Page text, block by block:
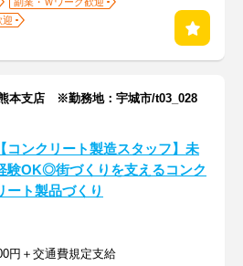
迎
本支店 ※勤務地：宇城市/t03_028
【コンクリート製造スタッフ】未
験OK◎街づくりを支えるコンク
ート製品づくり
円＋交通費規定支給